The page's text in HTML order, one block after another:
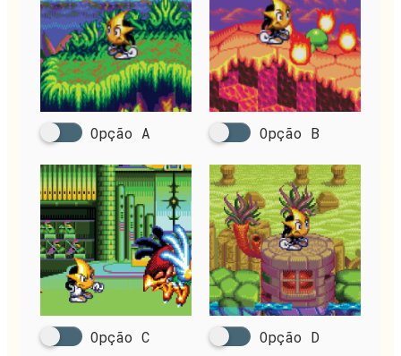
Opção A Opção B
Opção C Opção D